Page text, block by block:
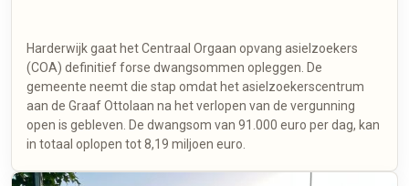
Harderwijk gaat het Centraal Orgaan opvang asielzoekers
(COA) definitief forse dwangsommen opleggen. De
gemeente neemt die stap omdat het asielzoekerscentrum
aan de Graaf Ottolaan na het verlopen van de vergunning
open is gebleven. De dwangsom van 91.000 euro per dag, kan
in totaal oplopen tot 8,19 miljoen euro.